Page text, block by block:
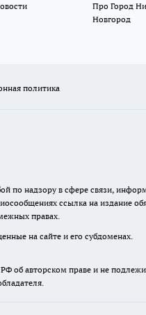
Про Город
Новгород
политика
по надзору в сфере связи,
ссылка на издание
правах.
на сайте и его субдоменах.
об авторском праве и не